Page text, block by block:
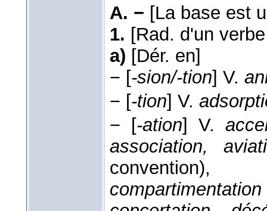
A. − [La base est
1. [Rad. d'un
a) [Dér. en]
− [-sion/-tion] V.
− [-tion] V.
− [-ation] V.
association,
compartimentation